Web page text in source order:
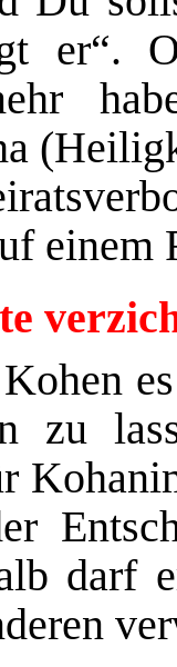
er“.
einem
zu
darf